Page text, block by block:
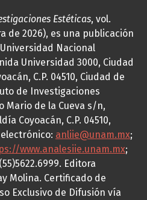
Estéticas, vol.
de 2026), es una publicación
Nacional
Universidad 3000, Ciudad
C.P. 04510, Ciudad de
de Investigaciones
Mario de la Cueva s/n,
Coyoacán, C.P. 04510,
anliie@unam.mx;
www.analesiie.unam.mx;
Editora
Molina. Certificado de
Exclusivo de Difusión vía